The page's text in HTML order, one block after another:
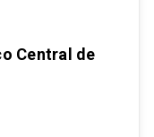
Central de